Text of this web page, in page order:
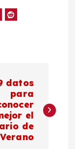
datos
para
el
de
Verano